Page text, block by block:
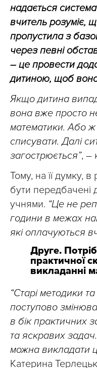
надається
вчитель розуміє,
пропустила з
через певні
– це провести
дитиною, щоб
Якщо дитина
вона вже просто
математики. Або
списувати. Далі
загострюється”, –
Тому, на її думку,
бути передбачені
учнями. “Це не
години в межах
які оплачуються
Друге.
практичної
викладанні
“Старі методики
поступово
в бік практичних
та яскравих
можна викладати
Катерина